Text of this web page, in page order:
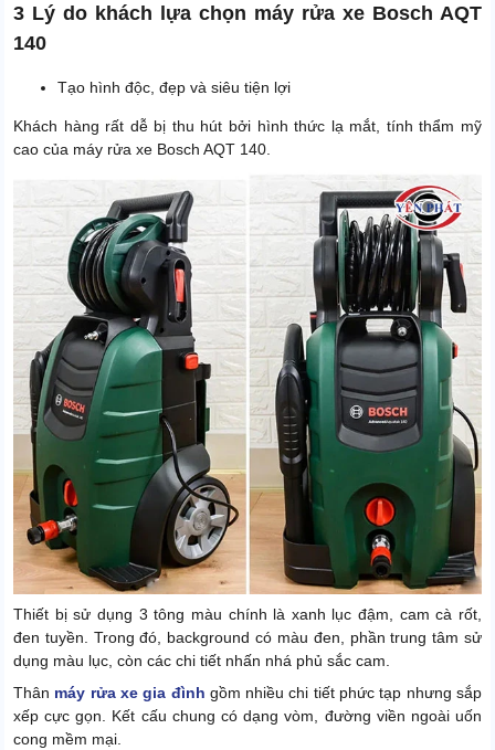
3 Lý do khách lựa chọn máy rửa xe Bosch AQT
140
Tạo hình độc, đẹp và siêu tiện lợi
Khách hàng rất dễ bị thu hút bởi hình thức lạ mắt, tính thẩm mỹ
cao của máy rửa xe Bosch AQT 140.
Thiết bị sử dụng 3 tông màu chính là xanh lục đậm, cam cà rốt,
đen tuyền. Trong đó, background có màu đen, phần trung tâm sử
dụng màu lục, còn các chi tiết nhấn nhá phủ sắc cam.
Thân máy rửa xe gia đình gồm nhiều chi tiết phức tạp nhưng sắp
xếp cực gọn. Kết cấu chung có dạng vòm, đường viền ngoài uốn
cong mềm mại.